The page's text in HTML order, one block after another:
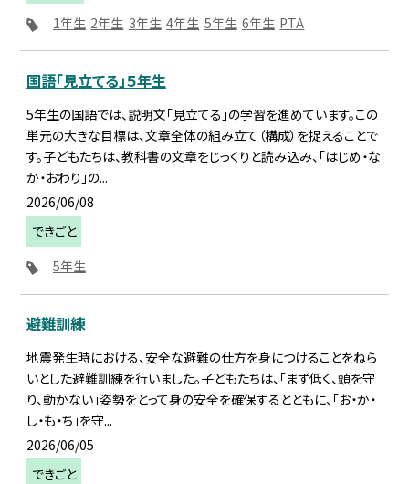
1年生 2年生 3年生 4年生 5年生 6年生 PTA
国語「見立てる」５年生
5年生の国語では、説明文「見立てる」の学習を進めています。この
単元の大きな目標は、文章全体の組み立て（構成）を捉えることで
す。子どもたちは、教科書の文章をじっくりと読み込み、「はじめ・な
か・おわり」の...
2026/06/08
できごと
5年生
避難訓練
地震発生時における、安全な避難の仕方を身につけることをねら
いとした避難訓練を行いました。子どもたちは、「まず低く、頭を守
り、動かない」姿勢をとって身の安全を確保するとともに、「お・か・
し・も・ち」を守...
2026/06/05
できごと